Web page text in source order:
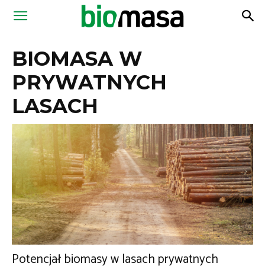
Magazyn
BIOMASA W
PRYWATNYCH
LASACH
Potencjał biomasy w lasach prywatnych